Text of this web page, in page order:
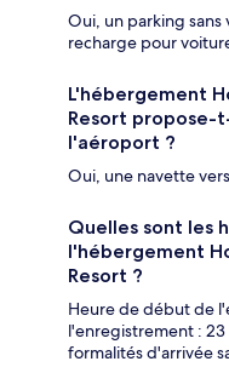
Oui, un parking
recharge pour
L'hébergement
Resort propose-
l'aéroport ?
Oui, une navette
Quelles sont les
l'hébergement
Resort ?
Heure de début de
l'enregistrement :
formalités d'arrivée